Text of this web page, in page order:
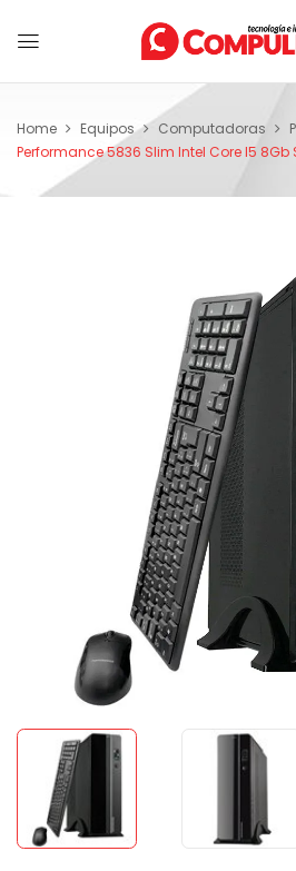
Home Equipos Computadoras
Performance 5836 Slim Intel Core I5 8Gb